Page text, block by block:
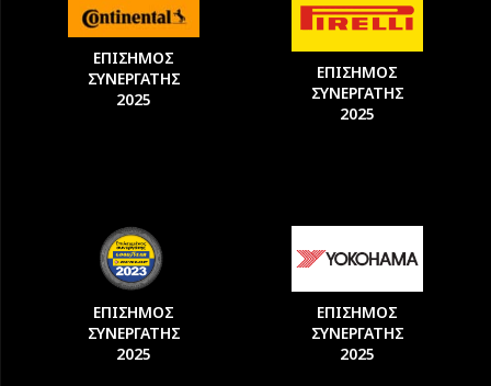
ΕΠΙΣΗΜΟΣ
ΣΥΝΕΡΓΑΤΗΣ
2025
ΕΠΙΣΗΜΟΣ
ΣΥΝΕΡΓΑΤΗΣ
2025
ΕΠΙΣΗΜΟΣ
ΣΥΝΕΡΓΑΤΗΣ
2025
ΕΠΙΣΗΜΟΣ
ΣΥΝΕΡΓΑΤΗΣ
2025